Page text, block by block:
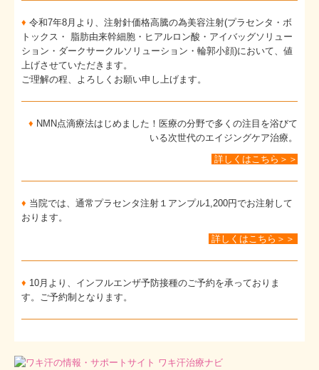
♦ 令和7年8月より、注射針価格高騰の為美容注射(プラセンタ・ボ
トックス・ 脂肪由来幹細胞・ヒアルロン酸・アイバッグソリュー
ション・ダークサークルソリューション・輪郭小顔)において、値
上げさせていただきます。
ご理解の程、よろしくお願い申し上げます。
♦ NMN点滴療法はじめました！医療の分野で多くの注目を浴びて
いる次世代のエイジングケア治療。
詳しくはこちら＞＞
♦ 当院では、通常プラセンタ注射１アンプル1,200円でお注射して
おります。
詳しくはこちら＞＞
♦ 10月より、インフルエンザ予防接種のご予約を承っておりま
す。ご予約制となります。